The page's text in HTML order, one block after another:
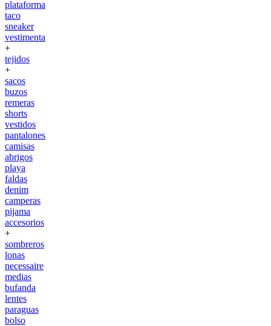
plataforma
taco
sneaker
vestimenta
+
tejidos
+
sacos
buzos
remeras
shorts
vestidos
pantalones
camisas
abrigos
playa
faldas
denim
camperas
pijama
accesorios
+
sombreros
lonas
necessaire
medias
bufanda
lentes
paraguas
bolso